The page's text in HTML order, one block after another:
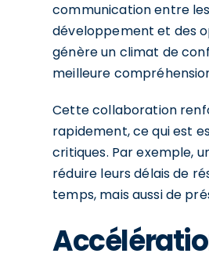
communication entre
développement et des
génère un climat de
meilleure
Cette collaboration
rapidement, ce qui est
critiques. Par exemple,
réduire leurs délais de
temps, mais aussi de